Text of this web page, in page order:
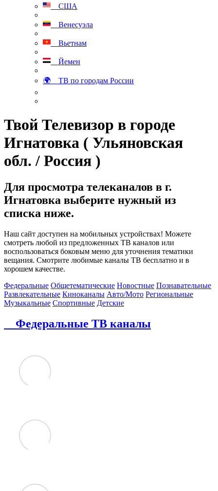
США
Венесуэла
Вьетнам
Йемен
🌍 ТВ по городам России
Твой Телевизор в городе
Игнатовка ( Ульяновская
обл. / Россия )
Для просмотра телеканалов в г.
Игнатовка выберите нужный из
списка ниже.
Наш сайт доступен на мобильных устройствах! Можете
смотреть любой из предложенных ТВ каналов или
воспользоваться боковым меню для уточнения тематики
вещания. Смотрите любимые каналы ТВ бесплатно и в
хорошем качестве.
Федеральные Общетематические Новостные Познавательные
Развлекательные Киноканалы Авто/Мото Региональные
Музыкальные Спортивные Детские
Федеральные ТВ каналы